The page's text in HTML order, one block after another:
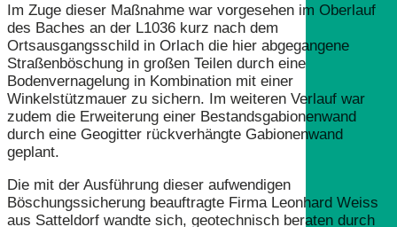
Im Zuge dieser Maßnahme war vorgesehen im Oberlauf
des Baches an der L1036 kurz nach dem
Ortsausgangsschild in Orlach die hier abgegangene
Straßenböschung in großen Teilen durch eine
Bodenvernagelung in Kombination mit einer
Winkelstützmauer zu sichern. Im weiteren Verlauf war
zudem die Erweiterung einer Bestandsgabionenwand
durch eine Geogitter rückverhängte Gabionenwand
geplant.
Die mit der Ausführung dieser aufwendigen
Böschungssicherung beauftragte Firma Leonhard Weiss
aus Satteldorf wandte sich, geotechnisch beraten durch